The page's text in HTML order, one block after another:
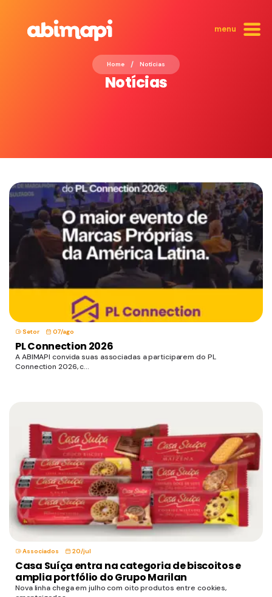
menu
Home / Notícias
Notícias
Setor 07/ago
PL Connection 2026
A ABIMAPI convida suas associadas a participarem do PL
Connection 2026, c...
Associados 20/jul
Casa Suíça entra na categoria de biscoitos e
amplia portfólio do Grupo Marilan
Nova linha chega em julho com oito produtos entre cookies,